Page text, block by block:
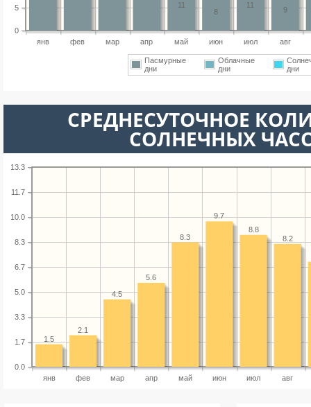
янв фев мар апр май июн июл авг
0
5 9
11
8
11
Пасмурные
дни
Облачные
дни
дни
СРЕДНЕСУТОЧНОЕ
СОЛНЕЧНЫХ
янв фев мар апр май июн июл авг
0.0
1.7
3.3
5.0
6.7
8.3
10.0
11.7
13.3
8.2
8.8
9.7
8.3
5.6
4.5
2.1
1.5